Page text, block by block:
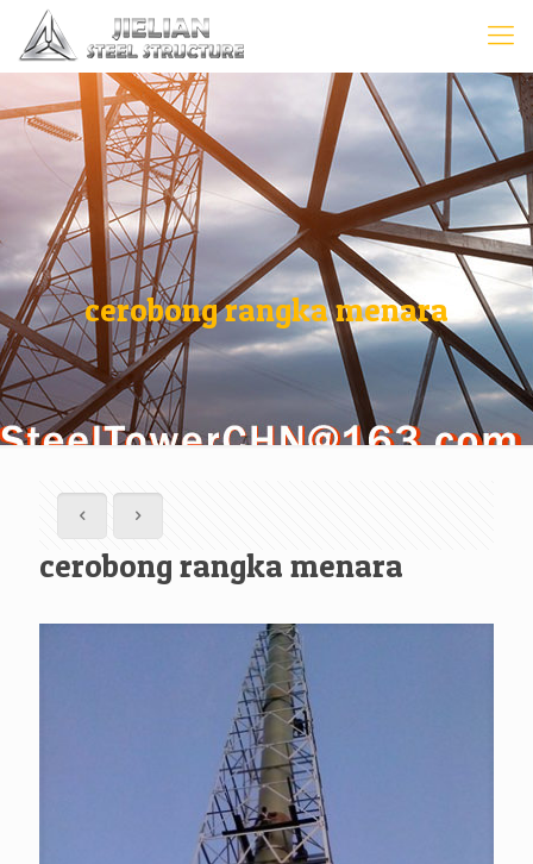
cerobong rangka menara
cerobong rangka menara